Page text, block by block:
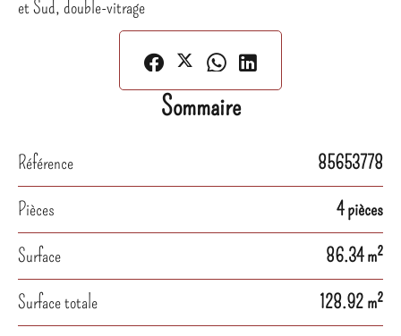
et Sud, double-vitrage
Sommaire
Référence
85653778
Pièces
4 pièces
Surface
86.34 m²
Surface totale
128.92 m²